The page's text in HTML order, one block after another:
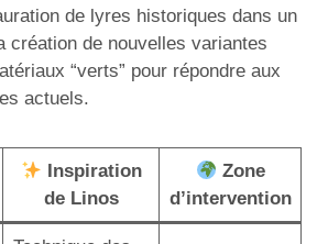
de lyres historiques dans un
création de nouvelles variantes
“verts” pour répondre aux
actuels.
Inspiration
de Linos
Zone
d’intervention